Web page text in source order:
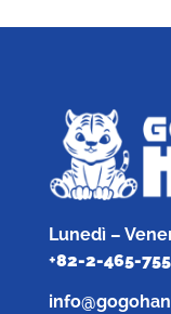
Lunedì –
+82-2-465-